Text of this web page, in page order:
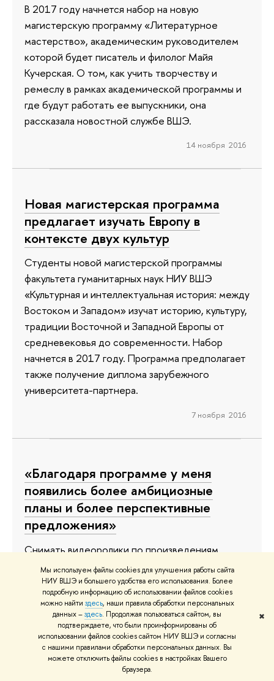
Мы используем файлы cookies для улучшения работы сайта
НИУ ВШЭ и большего удобства его использования. Более
подробную информацию об использовании файлов cookies
можно найти здесь, наши правила обработки персональных
данных –здесь. Продолжая пользоваться сайтом, вы
подтверждаете, что были проинформированы об
использовании файлов cookies сайтом НИУ ВШЭ и согласны
с нашими правилами обработки персональных данных. Вы
можете отключить файлы cookies в настройках Вашего
браузера.
✖
В 2017 году начнется набор на новую
магистерскую программу «Литературное
мастерство», академическим руководителем
которой будет писатель и филолог Майя
Кучерская. О том, как учить творчеству и
ремеслу в рамках академической программы и
где будут работать ее выпускники, она
рассказала новостной службе ВШЭ.
14 ноября 2016
Новая магистерская программа
предлагает изучать Европу в
контексте двух культур
Студенты новой магистерской программы
факультета гуманитарных наук НИУ ВШЭ
«Культурная и интеллектуальная история: между
Востоком и Западом» изучат историю, культуру,
традиции Восточной и Западной Европы от
средневековья до современности. Набор
начнется в 2017 году. Программа предполагает
также получение диплома зарубежного
университета-партнера.
7 ноября 2016
«Благодаря программе у меня
появились более амбициозные
планы и более перспективные
предложения»
Снимать видеоролики по произведениям
классиков, отличать полезную еду от вредной,
учиться, отдыхая — этому и многому другому
учат школьников проекты студентов
магистерской программы «Доказательная
образовательная политика». Защита первых
студенческих проектов, подготовленных в
рамках Проектной мастерской магистратуры,
прошла в Институте образования НИУ ВШЭ.